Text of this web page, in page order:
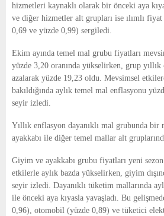
hizmetleri kaynaklı olarak bir önceki aya
ve diğer hizmetler alt grupları ise ılımlı fiyat
0,69 ve yüzde 0,99) sergiledi.
Ekim ayında temel mal grubu fiyatları
yüzde 3,20 oranında yükselirken, grup
azalarak yüzde 19,23 oldu. Mevsimsel
bakıldığında aylık temel mal enflasyonu
seyir izledi.
Yıllık enflasyon dayanıklı mal grubunda
ayakkabı ile diğer temel mallar alt
Giyim ve ayakkabı grubu fiyatları yeni
etkilerle aylık bazda yükselirken, giyim
seyir izledi. Dayanıklı tüketim mallarında
ile önceki aya kıyasla yavaşladı. Bu
0,96), otomobil (yüzde 0,89) ve tüketici